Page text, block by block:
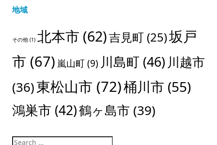
地域
その他(1) 北本市 (62)吉見町(25)坂戸
市 (67) 嵐山町(9) 川島町(46) 川越市
(36)東松山市 (72)桶川市 (55)
鴻巣市 (42)鶴ヶ島市 (39)